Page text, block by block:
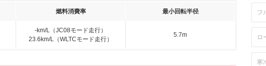
燃料消費率 最小回転半径
-km/L（JC08モード走行）
23.6km/L（WLTCモード走行）
5.7m
フ
ロ
寒